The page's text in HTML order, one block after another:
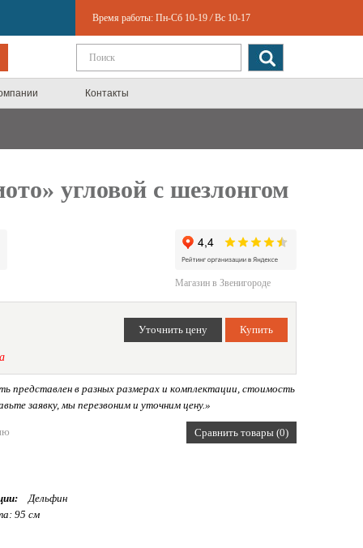
Время работы: Пн-Сб 10-19 / Вс 10-17
Контакты
угловой с шезлонгом
Магазин в Звенигороде
в разных размерах и комплектации, стоимость
заявку, мы перезвоним и уточним цену.»
Сравнить товары (0)
Дельфин
95 см